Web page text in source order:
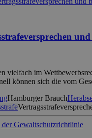
vielfach im
können sich die vom
Hamburger Brauch